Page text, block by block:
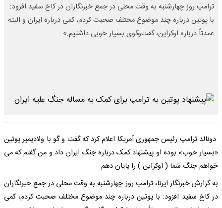
ترامپ روز چهارشنبه به وقت محلی در جمع خبرنگاران در کاخ سفید افزود:
با پوتین درباره چند موضوع مختلف صحبت کردم، کمی درباره ایران و البته
عمدتاً درباره اوکراین، گفت‌وگوی بسیار خوبی داشتیم.»
دونالد ترامپ رئیس جمهوری آمریکا اعلام کرد که گفت و گو با ولادیمیر پوتین
«بسیار خوب» بوده او پیشنهاد کمک درباره جنگ ایران داد و من گفتم که می
خواهم جنگ شما ( اوکراین ) را پایان دهم.
به گزارش خبرنگار ایرنا، ترامپ روز چهارشنبه به وقت محلی در جمع خبرنگاران
در کاخ سفید افزود: با پوتین درباره چند موضوع مختلف صحبت کردم، کمی